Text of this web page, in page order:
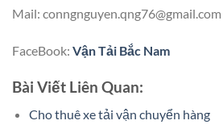
Mail: conngnguyen.qng76@gmail.com
FaceBook: Vận Tải Bắc Nam
Bài Viết Liên Quan:
Cho thuê xe tải vận chuyển hàng